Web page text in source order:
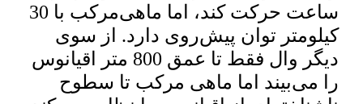
ساعت حرکت کند، اما ماهی‌مرکب با 30
کیلومتر توان پیش‌روی دارد. از سوی
دیگر وال فقط تا عمق 800 متر اقیانوس
را می‌بیند اما ماهی مرکب تا سطوح